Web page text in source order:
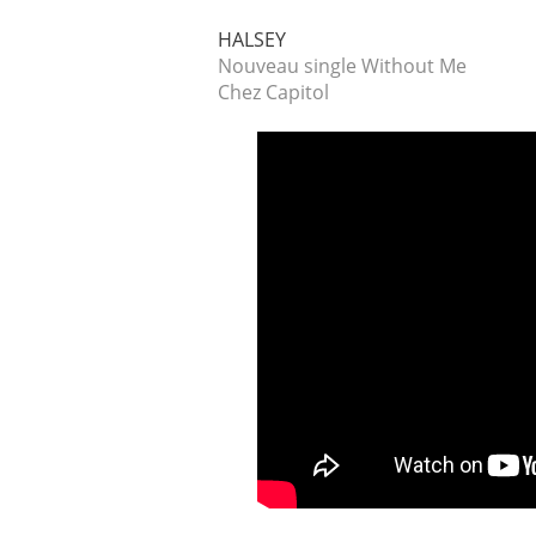
HALSEY
Nouveau single Without Me
Chez Capitol